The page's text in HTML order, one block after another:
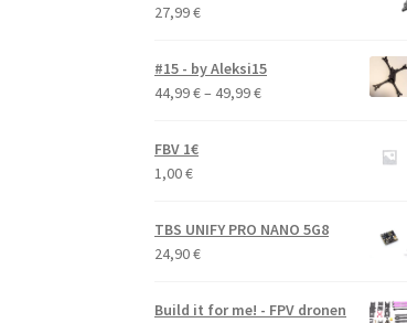
27,99€
#15 - by Aleksi15
44,99€– 49,99€Hintaluokka:
FBV 1€
1,00€
TBS UNIFY PRO NANO 5G8
24,90€
Build it for me! - FPV dronen